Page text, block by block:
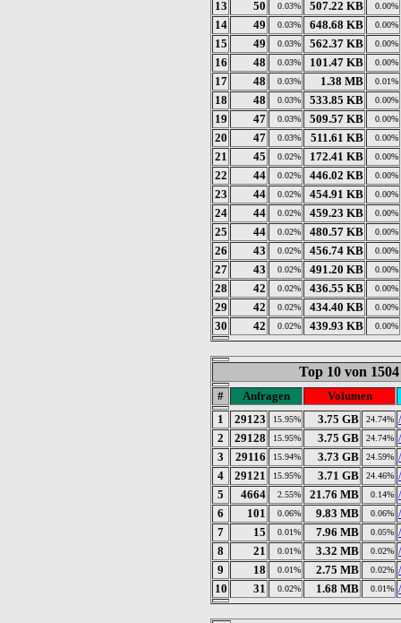
13 50 0.03% 507.22 KB 0.00%
14 49 0.03% 648.68 KB 0.00%
15 49 0.03% 562.37 KB 0.00%
16 48 0.03% 101.47 KB 0.00%
17 48 0.03% 1.38 MB 0.01%
18 48 0.03% 533.85 KB 0.00%
19 47 0.03% 509.57 KB 0.00%
20 47 0.03% 511.61 KB 0.00%
21 45 0.02% 172.41 KB 0.00%
22 44 0.02% 446.02 KB 0.00%
23 44 0.02% 454.91 KB 0.00%
24 44 0.02% 459.23 KB 0.00%
25 44 0.02% 480.57 KB 0.00%
26 43 0.02% 456.74 KB 0.00%
27 43 0.02% 491.20 KB 0.00%
28 42 0.02% 436.55 KB 0.00%
29 42 0.02% 434.40 KB 0.00%
30 42 0.02% 439.93 KB 0.00%
Top 10 von
# Anfragen
Volumen
1
29123 15.95% 3.75 GB 24.74%
2
29128 15.95% 3.75 GB 24.74%
3
29116 15.94% 3.73 GB 24.59%
4
29121 15.95% 3.71 GB 24.46%
5
4664 2.55% 21.76 MB 0.14% /
6
101 0.06% 9.83 MB 0.06%
7
15 0.01% 7.96 MB 0.05%
8
21 0.01% 3.32 MB 0.02%
9
18 0.01% 2.75 MB 0.02%
10
31 0.02% 1.68 MB 0.01%